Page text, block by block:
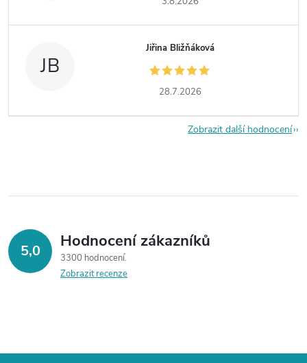
JB
Jiřina Bližňáková
28.7.2026
Zobrazit další hodnocení
5,0 Hodnocení zákazníků
3300 hodnocení
Zobrazit recenze